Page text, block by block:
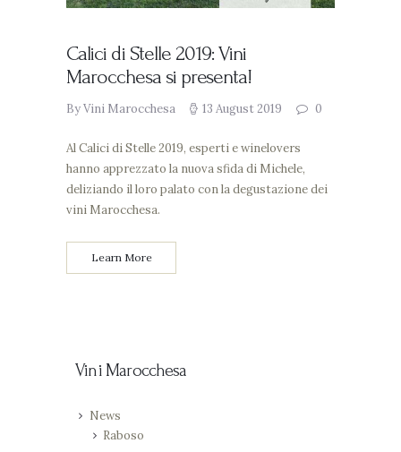
Calici di Stelle 2019: Vini
Marocchesa si presenta!
By Vini Marocchesa 13 August 2019 0
Al Calici di Stelle 2019, esperti e winelovers
hanno apprezzato la nuova sfida di Michele,
deliziando il loro palato con la degustazione dei
vini Marocchesa.
Learn More
Vini Marocchesa
News
Raboso